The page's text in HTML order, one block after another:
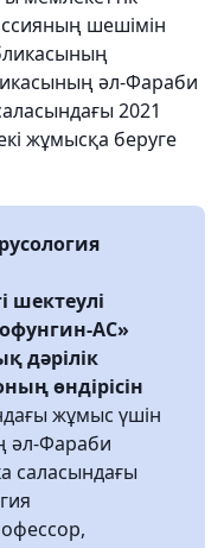
шешімін
әл-Фараби
2021
жұмысқа беруге
шектеулі
АС»
дәрілік
өндірісін
жұмыс үшін
әл-Фараби
саласындағы